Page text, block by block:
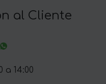
al Cliente
a 14:00